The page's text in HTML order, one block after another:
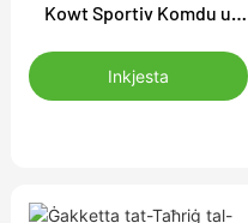
Kowt Sportiv Komdu u
Personalizzat Aabort
għall-Prattika tal-Futbol
Inkjesta